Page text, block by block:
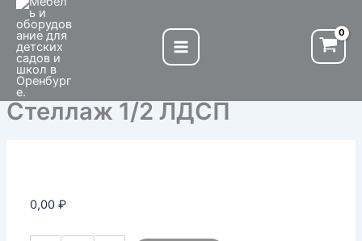
Перейти
содержимому
Стеллаж 1/2 ЛДСП
0,00₽
Количество
товара
Стеллаж
1/2
ЛДСП